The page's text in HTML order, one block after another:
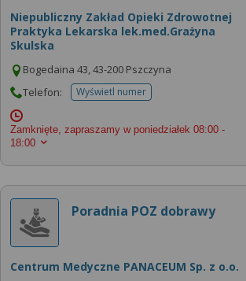
Niepubliczny Zakład Opieki Zdrowotnej
Praktyka Lekarska lek.med.Grażyna
Skulska
Bogedaina 43, 43-200 Pszczyna
Telefon:
Wyświetl numertelefonu do placowki
Zamknięte, zapraszamy w poniedziałek 08:00 -
18:00
Poradnia POZ dobrawy
Centrum Medyczne PANACEUM Sp. z o.o.